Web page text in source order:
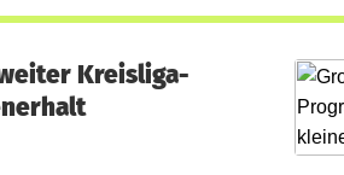
Kreisliga-